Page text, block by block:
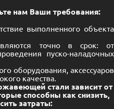
нам Ваши требования:
выполненного объекта
точно в срок: от
пуско-наладочных
оборудования, аксессуаров
качества.
стали зависит от
способны как снизить,
затраты: